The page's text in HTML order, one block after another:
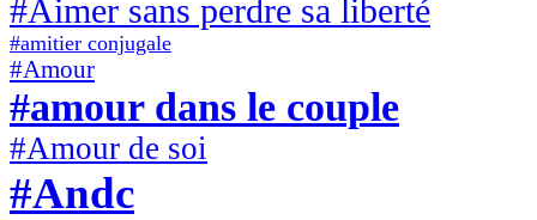
#Aimer sans perdre sa liberté
#amitier conjugale
#Amour
#amour dans le couple
#Amour de soi
#Andc